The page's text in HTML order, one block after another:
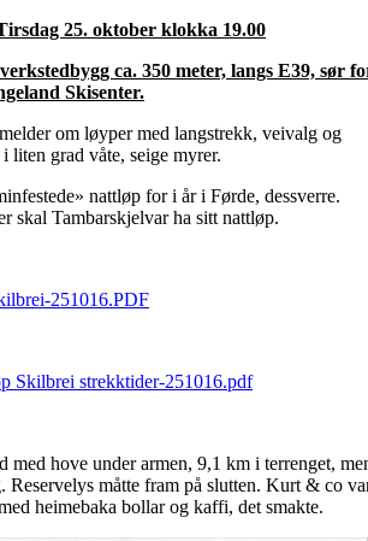
25. oktober klokka 19.00
ca. 350 meter, langs E39, sør
Skisenter.
om løyper med langstrekk, veivalg og
liten grad våte, seige myrer.
nattløp for i år i Førde, dessverre.
skal Tambarskjelvar ha sitt nattløp.
251016.PDF
Skilbrei strekktider-251016.pdf
med hove under armen, 9,1 km i terrenget,
Reservelys måtte fram på slutten. Kurt & co
heimebaka bollar og kaffi, det smakte.